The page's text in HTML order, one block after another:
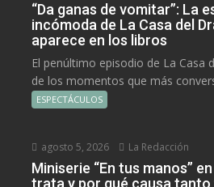
“Da ganas de vomitar”: La
incómoda de La Casa del
aparece en los libros
El penúltimo episodio de La Casa
de los momentos que más
ESPECTÁCULOS
agosto 5, 2026 La Redacción
Miniserie “En tus manos”
trata y por qué causa